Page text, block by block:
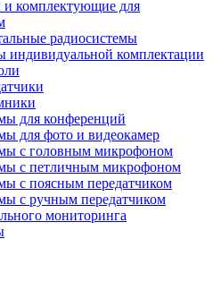
и комплектующие для
радиосистемы
индивидуальной комплектации
для конференций
для фото и видеокамер
с головным микрофоном
с петличным микрофоном
с поясным передатчиком
с ручным передатчиком
мониторинга